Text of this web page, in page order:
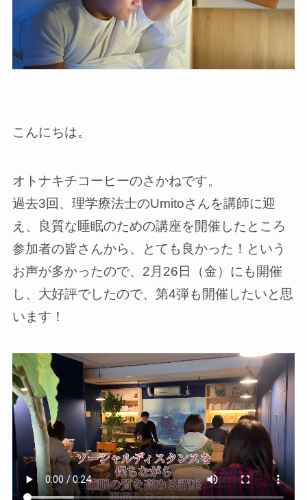
こんにちは。
オトナキチコーヒーのさかねです。
過去3回、理学療法士のUmitoさんを講師に迎
え、良質な睡眠のための講座を開催したところ
参加者の皆さんから、とても良かった！という
お声が多かったので、2月26日（金）にも開催
し、大好評でしたので、第4弾も開催したいと思
います！